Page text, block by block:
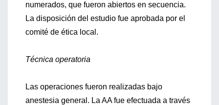
numerados, que fueron abiertos en secuencia.
La disposición del estudio fue aprobada por el
comité de ética local.
Técnica operatoria
Las operaciones fueron realizadas bajo
anestesia general. La AA fue efectuada a través